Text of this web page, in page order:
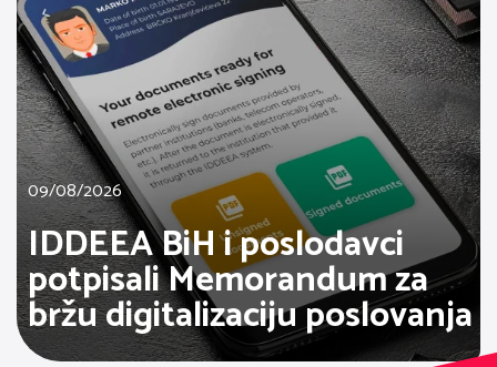
09/08/2026
IDDEEA BiH i poslodavci
potpisali Memorandum za
bržu digitalizaciju poslovanja